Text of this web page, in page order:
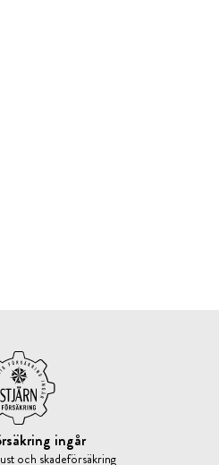
ingår
och skadeförsäkring